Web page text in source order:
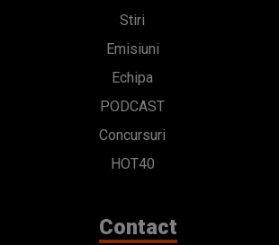
Stiri
Emisiuni
Echipa
PODCAST
Concursuri
HOT40
Contact